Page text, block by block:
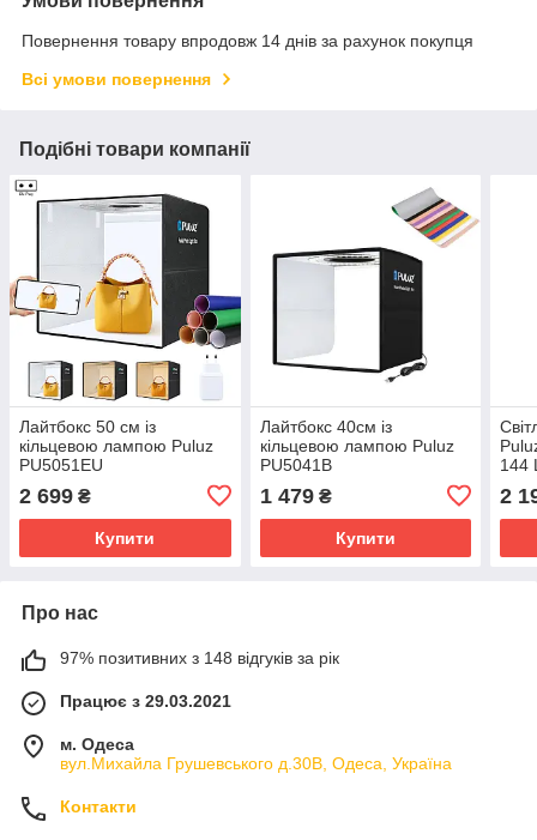
Повернення товару впродовж 14 днів за рахунок покупця
Всі умови повернення
Подібні товари компанії
Лайтбокс 50 см із
кільцевою лампою Puluz
PU5051EU
2 699 ₴
Купити
Лайтбокс 40см із
кільцевою лампою Puluz
PU5041B
1 479₴
Купити
144
2
Про нас
97% позитивних з 148 відгуків за рік
Працює з 29.03.2021
м. Одеса
вул.Михайла Грушевського д.30В, Одеса, Україна
Контакти